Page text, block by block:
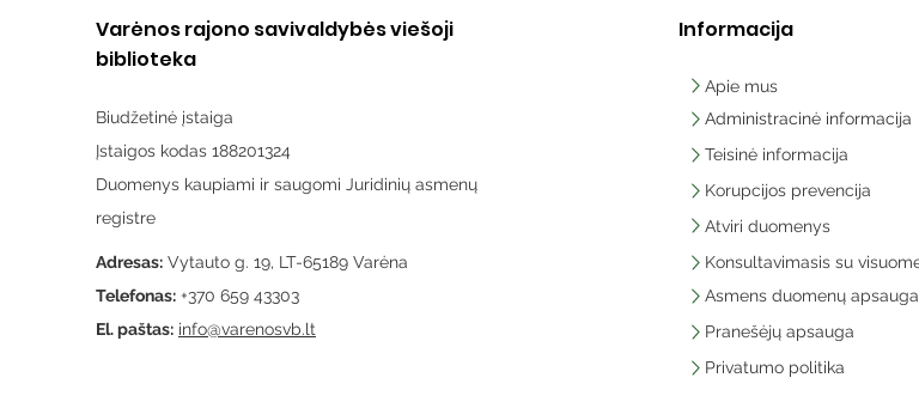
Varėnos rajono savivaldybės viešoji
biblioteka
Biudžetinė įstaiga
Įstaigos kodas 188201324
Duomenys kaupiami ir saugomi Juridinių asmenų
registre
Adresas: Vytauto g. 19, LT-65189 Varėna
Telefonas: +370 659 43303
El. paštas: info@varenosvb.lt
Informacija
Apie mus
Administracinė informacija
Teisinė informacija
Korupcijos prevencija
Atviri duomenys
Asmens duomenų apsauga
Pranešėjų apsauga
Privatumo politika